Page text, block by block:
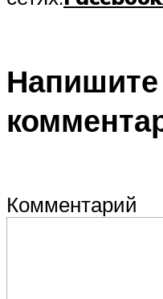
Напишите
Комментарий